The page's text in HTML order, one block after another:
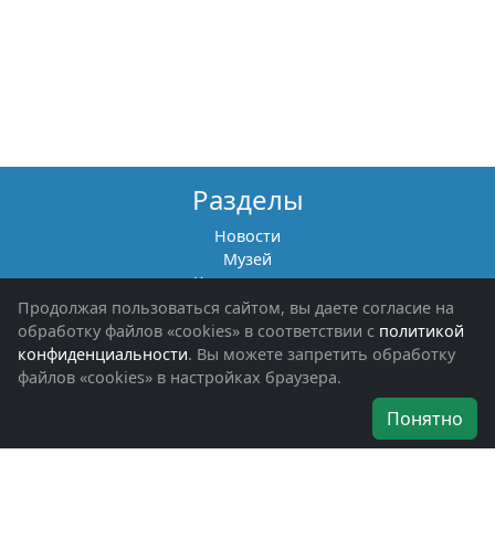
Разделы
Новости
Музей
Книги памяти
Фотоальбомы
Обращения граждан
Помощь участникам СВО и их семьям
Об организации
Наши награды
Продолжая пользоваться сайтом, вы даете согласие на
обработку файлов «cookies» в соответствии с политикой
конфиденциальности. Вы можете запретить обработку
файлов «cookies» в настройках браузера.
Понятно